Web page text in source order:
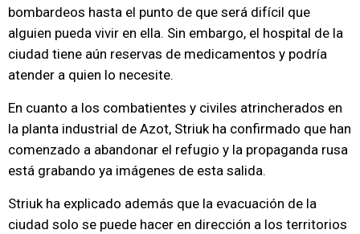
bombardeos hasta el punto de que será difícil que
alguien pueda vivir en ella. Sin embargo, el hospital de la
ciudad tiene aún reservas de medicamentos y podría
atender a quien lo necesite.
En cuanto a los combatientes y civiles atrincherados en
la planta industrial de Azot, Striuk ha confirmado que han
comenzado a abandonar el refugio y la propaganda rusa
está grabando ya imágenes de esta salida.
Striuk ha explicado además que la evacuación de la
ciudad solo se puede hacer en dirección a los territorios